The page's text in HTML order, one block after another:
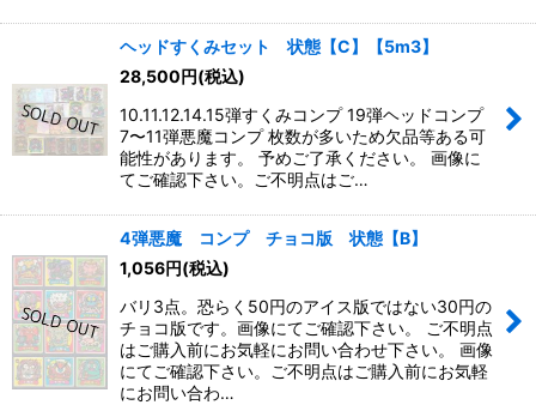
ヘッドすくみセット 状態【C】【5m3】
28,500 円(税込)
10.11.12.14.15弾すくみコンプ 19弾ヘッドコンプ
7〜11弾悪魔コンプ 枚数が多いため欠品等ある可
能性があります。 予めご了承ください。 画像に
てご確認下さい。ご不明点はご…
4弾悪魔 コンプ チョコ版 状態【B】
1,056円(税込)
バリ3点。恐らく50円のアイス版ではない30円の
チョコ版です。画像にてご確認下さい。 ご不明点
はご購入前にお気軽にお問い合わせ下さい。 画像
にてご確認下さい。ご不明点はご購入前にお気軽
にお問い合わ…